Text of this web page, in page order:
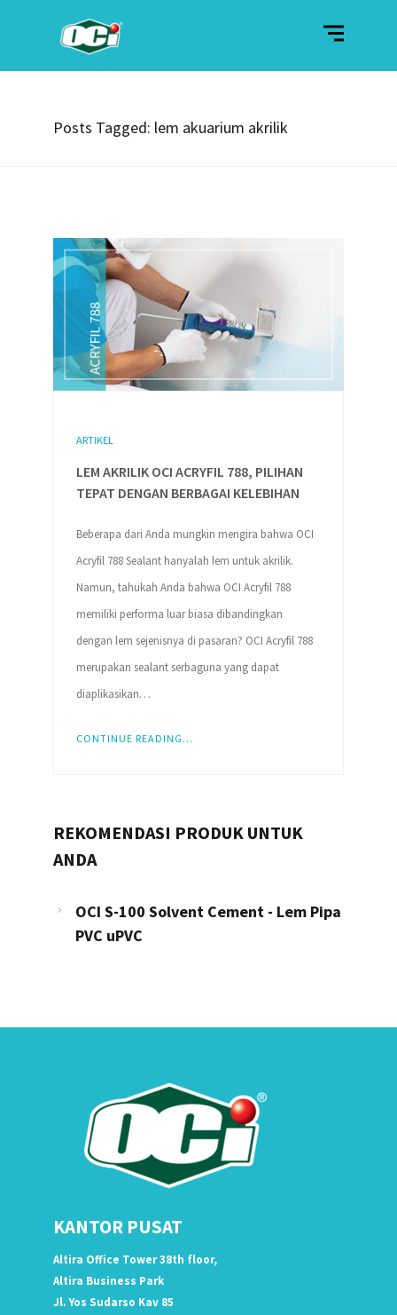
Posts Tagged: lem akuarium akrilik
ARTIKEL
LEM AKRILIK OCI ACRYFIL 788, PILIHAN
TEPAT DENGAN BERBAGAI KELEBIHAN
Beberapa dari Anda mungkin mengira bahwa OCI
Acryfil 788 Sealant hanyalah lem untuk akrilik.
Namun, tahukah Anda bahwa OCI Acryfil 788
memiliki performa luar biasa dibandingkan
dengan lem sejenisnya di pasaran? OCI Acryfil 788
merupakan sealant serbaguna yang dapat
diaplikasikan…
CONTINUE READING...
REKOMENDASI PRODUK UNTUK
ANDA
OCI S-100 Solvent Cement - Lem Pipa
PVC uPVC
KANTOR PUSAT
Altira Office Tower 38th floor,
Altira Business Park
Jl. Yos Sudarso Kav 85